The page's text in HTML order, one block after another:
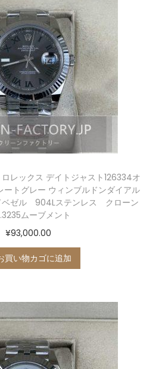
レックス デイトジャスト126334オ
トグレー ウィンブルドンダイアル
ベゼル 904Lステンレス クローン
ムーブメント
¥93,000.00
買い物カゴに追加